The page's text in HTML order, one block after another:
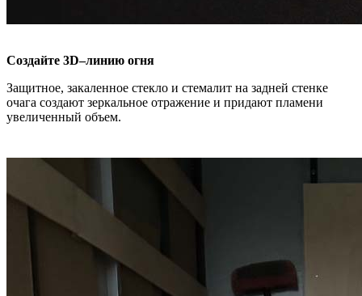
Создайте 3D–линию огня
Защитное, закаленное стекло и стемалит на задней стенке
очага создают зеркальное отражение и придают пламени
увеличенный объем.